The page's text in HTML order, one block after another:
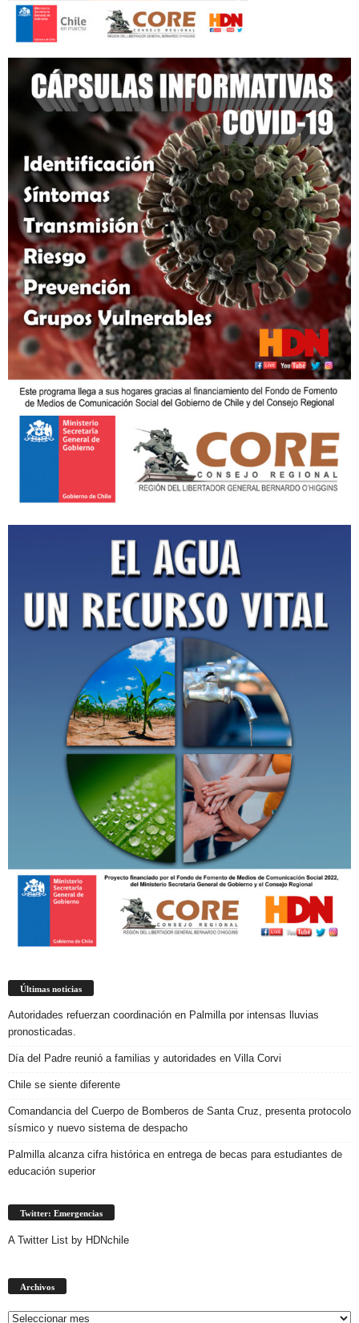
Últimas noticias
Autoridades refuerzan coordinación en Palmilla por intensas lluvias
pronosticadas.
Día del Padre reunió a familias y autoridades en Villa Corvi
Chile se siente diferente
Comandancia del Cuerpo de Bomberos de Santa Cruz, presenta protocolo
sísmico y nuevo sistema de despacho
Palmilla alcanza cifra histórica en entrega de becas para estudiantes de
educación superior
Twitter: Emergencias
A Twitter List by HDNchile
Archivos